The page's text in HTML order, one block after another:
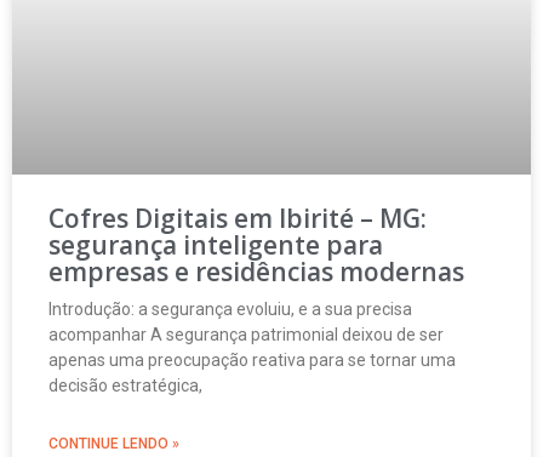
Cofres Digitais em Ibirité – MG:
segurança inteligente para
empresas e residências modernas
Introdução: a segurança evoluiu, e a sua precisa
acompanhar A segurança patrimonial deixou de ser
apenas uma preocupação reativa para se tornar uma
decisão estratégica,
CONTINUE LENDO »